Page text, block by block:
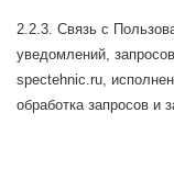
2.2.3. Связь с
уведомлений,
spectehnic.ru,
обработка запросов и